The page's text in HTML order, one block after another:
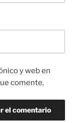
y web en
comente.